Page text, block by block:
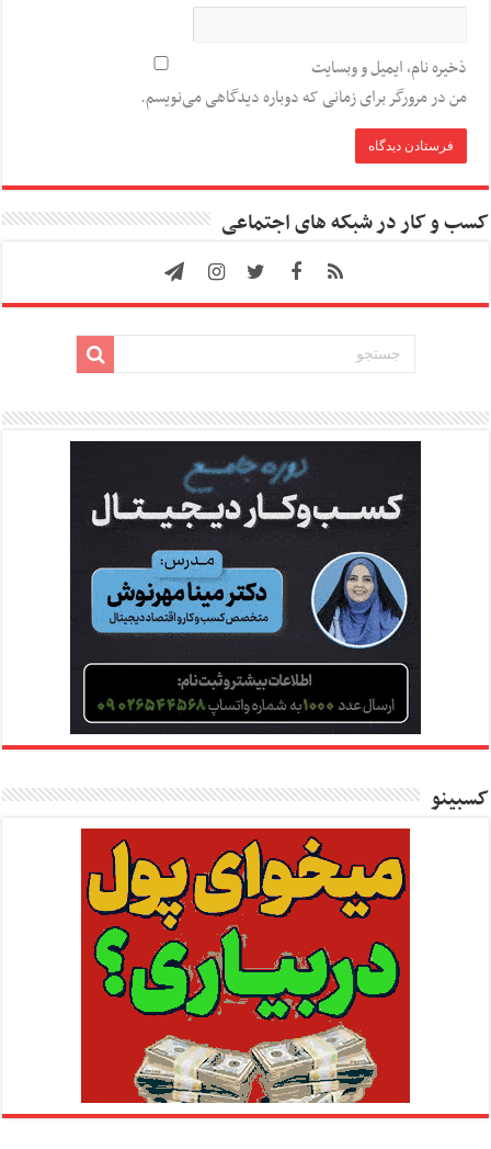
ذخیره نام، ایمیل و وبسایت
من در مرورگر برای زمانی که دوباره دیدگاهی می‌نویسم.
کسب و کار در شبکه های اجتماعی
کسبینو